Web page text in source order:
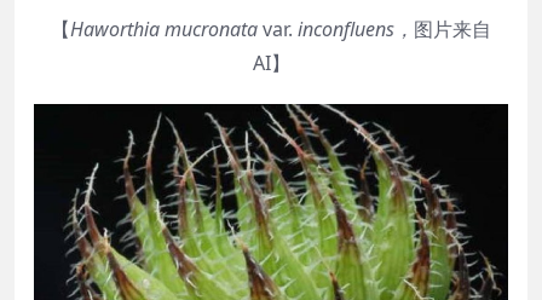
【Haworthiamucronatavar. inconfluens ， 图片来自
AI】